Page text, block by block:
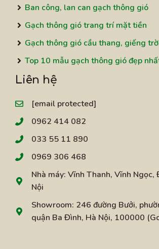
Ban công, lan can gạch thông gió
Gạch thông gió trang trí mặt tiền
Gạch thông gió cầu thang, giếng
Top 10 mẫu gạch thông gió đẹp
Liên hệ
[email protected]
0962 414 082
033 55 11 890
0969 306 468
Nhà máy: Vĩnh Thanh, Vĩnh Ngọc,
Nội
Showroom: 246 đường Bưởi,
quận Ba Đình, Hà Nội, 100000 (